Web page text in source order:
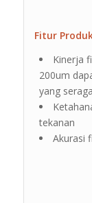
Fitur
Kinerja
200um
yang
tekanan
Akurasi